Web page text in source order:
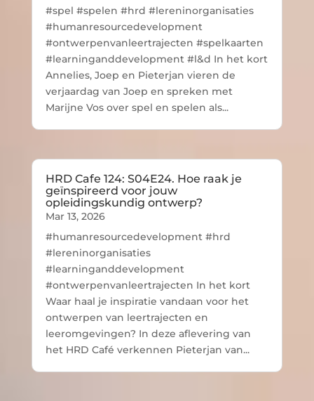
#spel #spelen #hrd #lereninorganisaties
#humanresourcedevelopment
#ontwerpenvanleertrajecten #spelkaarten
#learninganddevelopment #l&d In het kort
Annelies, Joep en Pieterjan vieren de
verjaardag van Joep en spreken met
Marijne Vos over spel en spelen als...
HRD Cafe 124: S04E24. Hoe raak je
geïnspireerd voor jouw
opleidingskundig ontwerp?
Mar 13, 2026
#humanresourcedevelopment #hrd
#lereninorganisaties
#learninganddevelopment
#ontwerpenvanleertrajecten In het kort
Waar haal je inspiratie vandaan voor het
ontwerpen van leertrajecten en
leeromgevingen? In deze aflevering van
het HRD Café verkennen Pieterjan van...